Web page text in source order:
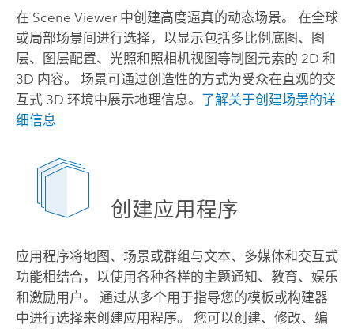
在 Scene Viewer中创建高度逼真的动态场景。 在全球
或局部场景间进行选择，以显示包括多比例底图、图
层、图层配置、光照和照相机视图等制图元素的 2D 和
3D 内容。 场景可通过创造性的方式为受众在直观的交
互式 3D 环境中展示地理信息。 了解关于创建场景的详
细信息
创建应用程序
应用程序将地图、场景或群组与文本、多媒体和交互式
功能相结合，以使用各种各样的主题通知、教育、娱乐
和激励用户。 通过从多个用于指导您的模板或构建器
中进行选择来创建应用程序。 您可以创建、修改、编